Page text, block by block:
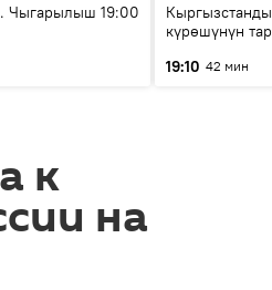
Чыгарылыш 19:00
күрөшүнүн
19:10 42 мин
к
на